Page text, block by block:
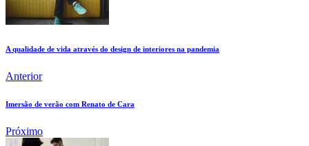
A qualidade de vida através do design de interiores na pandemia
Anterior
Imersão de verão com Renato de Cara
Próximo